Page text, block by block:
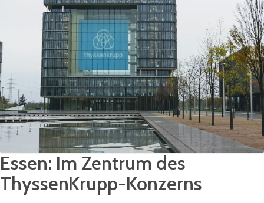
Essen: Im Zentrum des
ThyssenKrupp-Konzerns